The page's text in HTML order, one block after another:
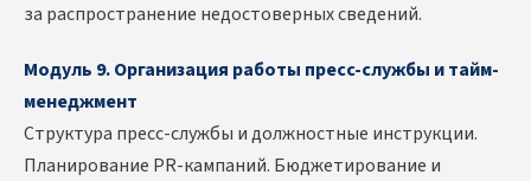
за распространение недостоверных сведений.
Модуль 9. Организация работы пресс-службы и тайм-
менеджмент
Структура пресс-службы и должностные инструкции.
Планирование PR-кампаний. Бюджетирование и